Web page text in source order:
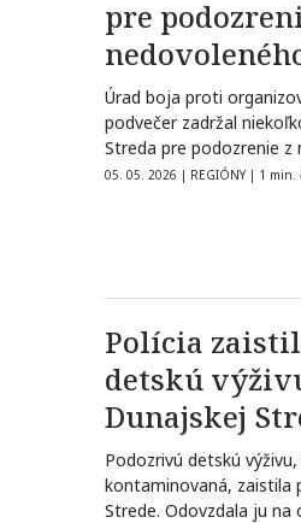
pre
Úrad boja proti
podvečer zadržal
Streda pre podozrenie
…
05. 05. 2026 | REGIÓNY | 1 min.
Polícia
detskú
Dunajskej
Podozrivú detskú
kontaminovaná, zaistila
Strede. Odovzdala ju na